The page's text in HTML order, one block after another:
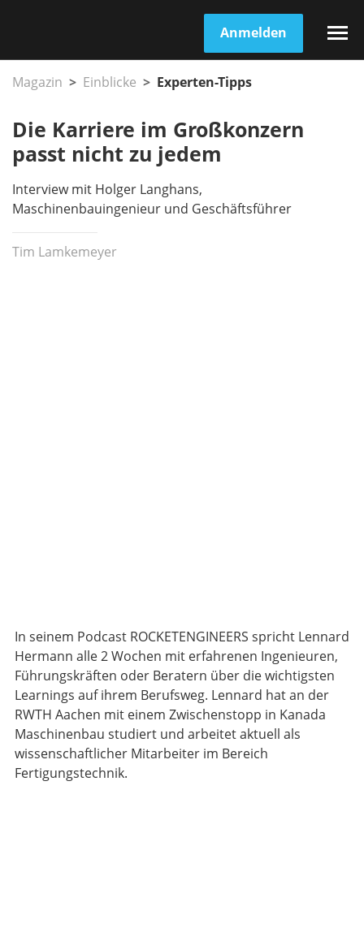
Anmelden
Magazin Einblicke Experten-Tipps
Die Karriere im Großkonzern
passt nicht zu jedem
Interview mit Holger Langhans,
Maschinenbauingenieur und Geschäftsführer
Tim Lamkemeyer
In seinem Podcast ROCKETENGINEERS spricht Lennard
Hermann alle 2 Wochen mit erfahrenen Ingenieuren,
Führungskräften oder Beratern über die wichtigsten
Learnings auf ihrem Berufsweg. Lennard hat an der
RWTH Aachen mit einem Zwischenstopp in Kanada
Maschinenbau studiert und arbeitet aktuell als
wissenschaftlicher Mitarbeiter im Bereich
Fertigungstechnik.